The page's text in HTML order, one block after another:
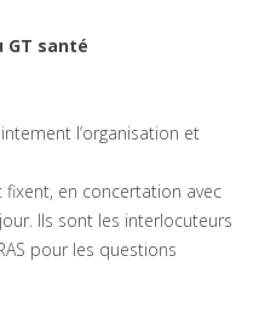
GT santé
l’organisation et
fixent, en concertation avec
Ils sont les interlocuteurs
pour les questions